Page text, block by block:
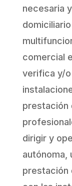
necesaria
comercial
verifica y/
prestación
dirigir y
autónoma,
prestación